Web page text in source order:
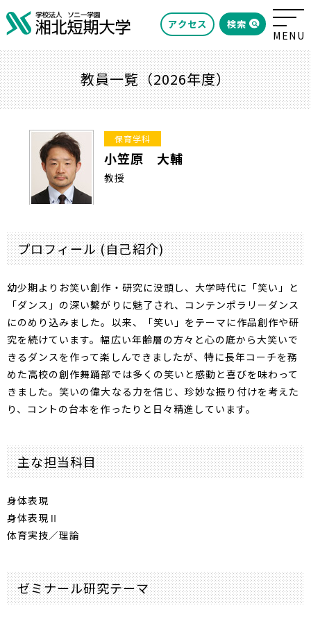
アクセス 検索
教員一覧（2026年度）
保育学科
小笠原 大輔
教授
プロフィール (自己紹介)
幼少期よりお笑い創作・研究に没頭し、大学時代に「笑い」と
「ダンス」の深い繫がりに魅了され、コンテンポラリーダンス
にのめり込みました。以来、「笑い」をテーマに作品創作や研
究を続けています。幅広い年齢層の方々と心の底から大笑いで
きるダンスを作って楽しんできましたが、特に長年コーチを務
めた高校の創作舞踊部では多くの笑いと感動と喜びを味わって
きました。笑いの偉大なる力を信じ、珍妙な振り付けを考えた
り、コントの台本を作ったりと日々精進しています。
主な担当科目
身体表現
身体表現Ⅱ
体育実技／理論
ゼミナール研究テーマ